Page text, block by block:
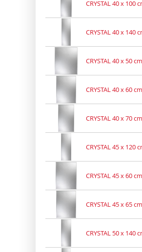
CRYSTAL 40 x 100
CRYSTAL 40 x 140
CRYSTAL 40 x 50 cm
CRYSTAL 40 x 60 cm
CRYSTAL 40 x 70 cm
CRYSTAL 45 x 120
CRYSTAL 45 x 60 cm
CRYSTAL 45 x 65 cm
CRYSTAL 50 x 140